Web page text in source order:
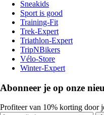
Sneakids
Sport is good
Training-Fit
Trek-Expert
Triathlon-Expert
TripNBikers
Vélo-Store
Winter-Expert
Abonneer je op onze
Profiteer van 10% korting door